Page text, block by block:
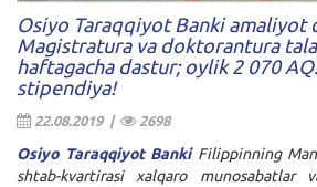
Osiyo Taraqqiyot Banki amaliyot
Magistratura va doktorantura
haftagacha dastur; oylik 2 070
stipendiya!
22.08.2019 | 2698
Osiyo Taraqqiyot BankiFilippinning
shtab-kvartirasi xalqaro munosabatlar